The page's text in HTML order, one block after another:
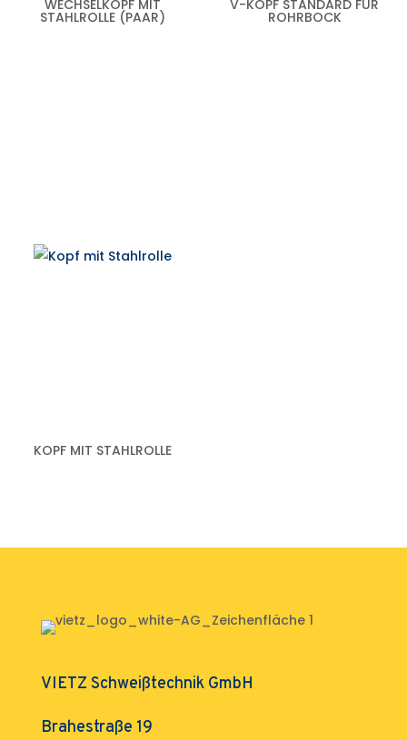
WECHSELKOPF MIT
STAHLROLLE (PAAR)
V-KOPF STANDARD FÜR
ROHRBOCK
KOPF MIT STAHLROLLE
VIETZ Schweißtechnik GmbH
Brahestraße 19